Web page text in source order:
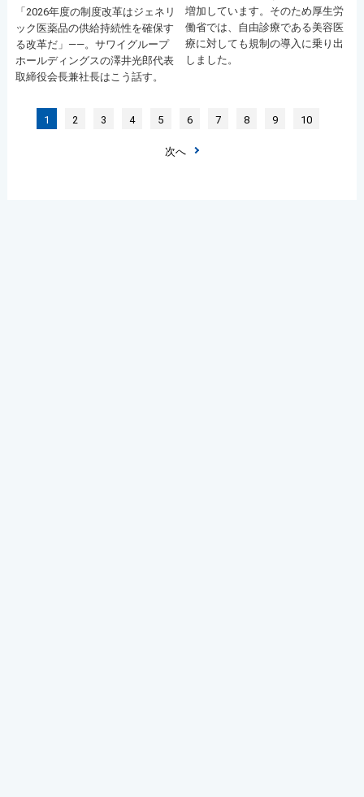
「2026年度の制度改革はジェネリ
ック医薬品の供給持続性を確保す
る改革だ」――。サワイグループ
ホールディングスの澤井光郎代表
取締役会長兼社長はこう話す。
増加しています。そのため厚生労
働省では、自由診療である美容医
療に対しても規制の導入に乗り出
しました。
1 2 3 4 5 6 7 8 9 10
次へ